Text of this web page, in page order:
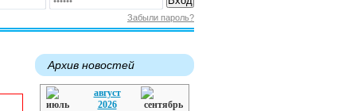
Забыли пароль?
Архив новостей
август
2026